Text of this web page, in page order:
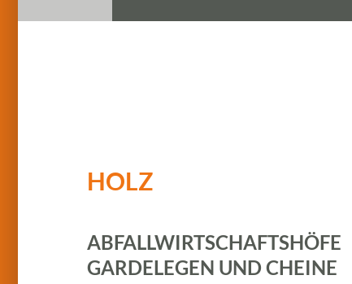
HOLZ
ABFALLWIRTSCHAFTSHÖFE
GARDELEGEN UND CHEINE